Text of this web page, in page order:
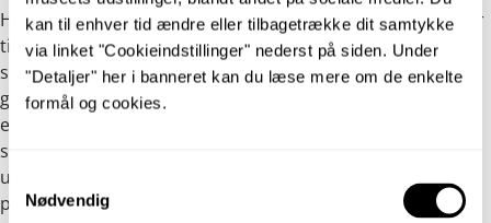
kan til enhver tid ændre eller tilbagetrække dit samtykke
via linket "Cookieindstillinger" nederst på siden. Under
"Detaljer" her i banneret kan du læse mere om de enkelte
formål og cookies.
Samtykkevalg
Nødvendig
Hvilke historier fortæller vores stueplanter os, hvis vi lytter
til de fortællinger, de tavst bærer på? Det undersøger vi
sammen med kunsthistorikere, botanikere, arkæologer,
gartnere og kulturhistorikere i en podcastserie af tre
episoder. Podcasten er produceret af FilmTone og Besyv i
samarbejde med Anette Vandsø. Serien tager
udgangspunkt i forskningsprojektet ”Skjulte
plantehistorier” støttet af Veluxfonden.